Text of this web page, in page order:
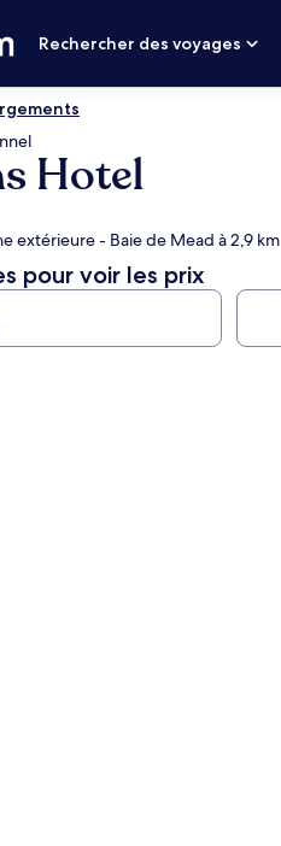
Rechercher des voyages
Hotel
extérieure - Baie de Mead à 2,9 km
pour voir les prix